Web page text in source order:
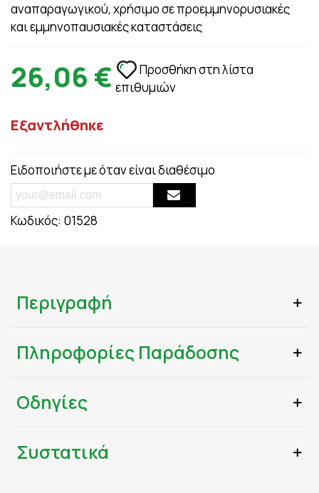
αναπαραγωγικού, χρήσιμο σε προεμμηνορυσιακές
και εμμηνοπαυσιακές καταστάσεις
26,06 €
Προσθήκη στη λίστα
επιθυμιών
Εξαντλήθηκε
Ειδοποιήστε με όταν είναι διαθέσιμο
Κωδικός: 01528
Περιγραφή
Πληροφορίες Παράδοσης
Οδηγίες
Συστατικά